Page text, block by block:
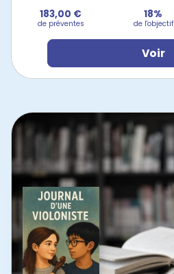
183,00 €
de préventes
18%
de l'objectif
Voir